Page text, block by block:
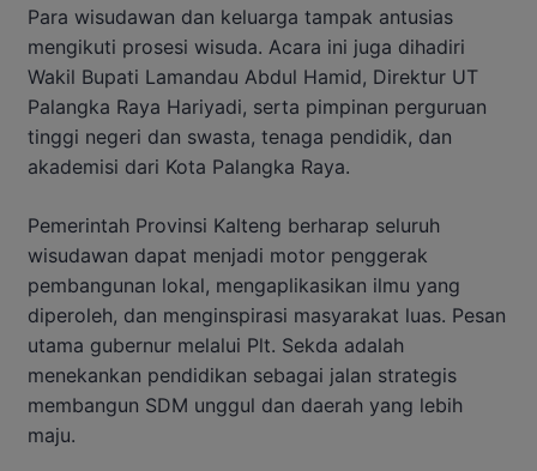
Para wisudawan dan keluarga tampak antusias
mengikuti prosesi wisuda. Acara ini juga dihadiri
Wakil Bupati Lamandau Abdul Hamid, Direktur UT
Palangka Raya Hariyadi, serta pimpinan perguruan
tinggi negeri dan swasta, tenaga pendidik, dan
akademisi dari Kota Palangka Raya.
Pemerintah Provinsi Kalteng berharap seluruh
wisudawan dapat menjadi motor penggerak
pembangunan lokal, mengaplikasikan ilmu yang
diperoleh, dan menginspirasi masyarakat luas. Pesan
utama gubernur melalui Plt. Sekda adalah
menekankan pendidikan sebagai jalan strategis
membangun SDM unggul dan daerah yang lebih
maju.